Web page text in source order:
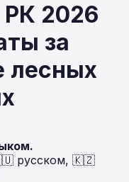
2026
за
лесных
русском, 🇰🇿